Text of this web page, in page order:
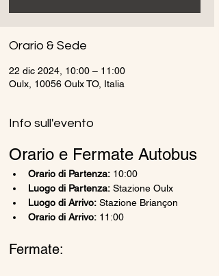
Orario & Sede
22 dic 2024, 10:00 – 11:00
Oulx, 10056 Oulx TO, Italia
Info sull'evento
Orario e Fermate Autobus
Orario di Partenza: 10:00
Luogo di Partenza: Stazione Oulx
Luogo di Arrivo: Stazione Briançon
Orario di Arrivo: 11:00
Fermate: